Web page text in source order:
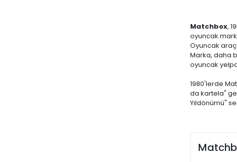
Matchbox,
oyuncak
Oyuncak
Marka, daha
oyuncak
1980'lerde
da kartela"
Yıldönümü"